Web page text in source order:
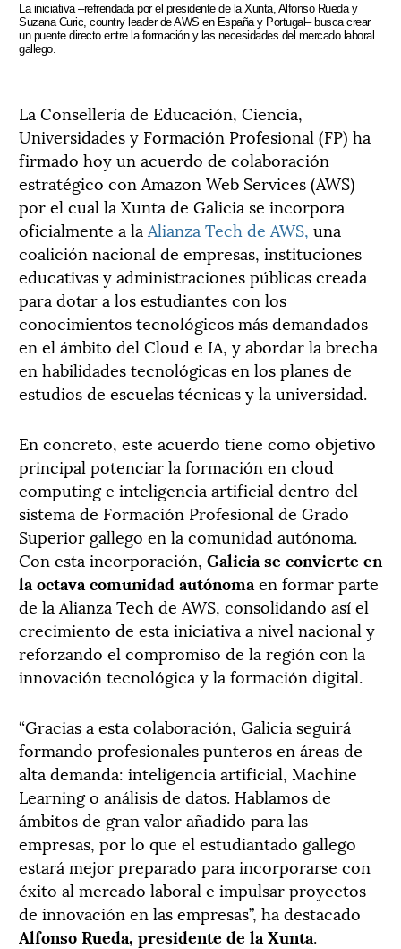
La iniciativa –refrendada por el presidente de la Xunta, Alfonso Rueda y
Suzana Curic, country leader de AWS en España y Portugal– busca crear
un puente directo entre la formación y las necesidades del mercado laboral
gallego.
La Consellería de Educación, Ciencia,
Universidades y Formación Profesional (FP) ha
firmado hoy un acuerdo de colaboración
estratégico con Amazon Web Services (AWS)
por el cual la Xunta de Galicia se incorpora
oficialmente a la Alianza Tech de AWS, una
coalición nacional de empresas, instituciones
educativas y administraciones públicas creada
para dotar a los estudiantes con los
conocimientos tecnológicos más demandados
en el ámbito del Cloud e IA, y abordar la brecha
en habilidades tecnológicas en los planes de
estudios de escuelas técnicas y la universidad.
En concreto, este acuerdo tiene como objetivo
principal potenciar la formación en cloud
computing e inteligencia artificial dentro del
sistema de Formación Profesional de Grado
Superior gallego en la comunidad autónoma.
Con esta incorporación, Galicia se convierte en
la octava comunidad autónoma en formar parte
de la Alianza Tech de AWS, consolidando así el
crecimiento de esta iniciativa a nivel nacional y
reforzando el compromiso de la región con la
innovación tecnológica y la formación digital.
“Gracias a esta colaboración, Galicia seguirá
formando profesionales punteros en áreas de
alta demanda: inteligencia artificial, Machine
Learning o análisis de datos. Hablamos de
ámbitos de gran valor añadido para las
empresas, por lo que el estudiantado gallego
estará mejor preparado para incorporarse con
éxito al mercado laboral e impulsar proyectos
de innovación en las empresas”, ha destacado
Alfonso Rueda, presidente de la Xunta.